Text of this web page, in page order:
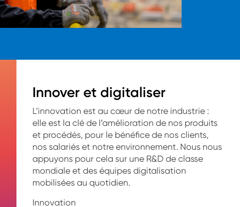
Innover et digitaliser
L’innovation est au cœur de notre industrie :
elle est la clé de l’amélioration de nos produits
et procédés, pour le bénéfice de nos clients,
nos salariés et notre environnement. Nous nous
appuyons pour cela sur une R&D de classe
mondiale et des équipes digitalisation
mobilisées au quotidien.
Innovation